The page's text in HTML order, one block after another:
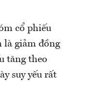
cổ phiếu
là giảm đồng
tăng theo
suy yếu rất